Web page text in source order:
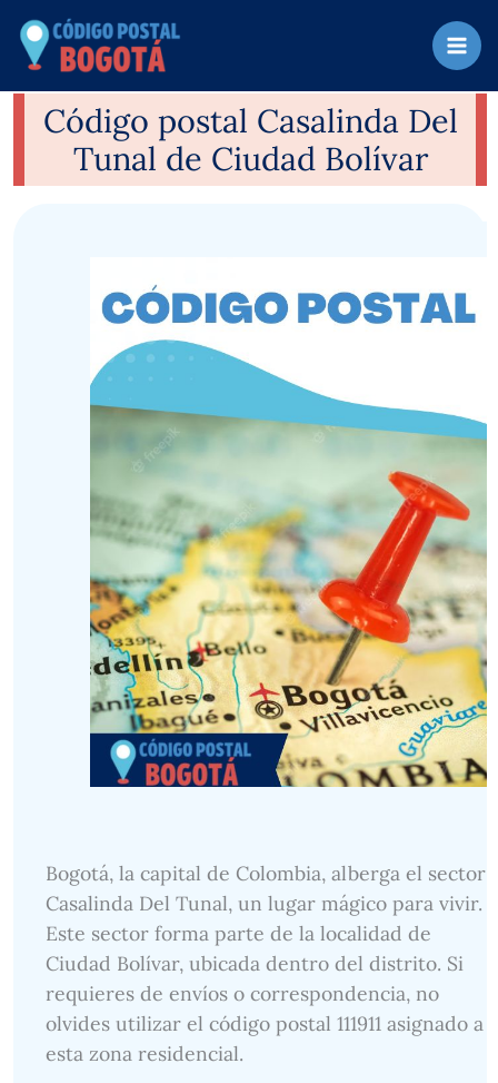
contenido
Código postal Casalinda Del
Tunal de Ciudad Bolívar
Bogotá, la capital de Colombia, alberga el sector
Casalinda Del Tunal, un lugar mágico para vivir.
Este sector forma parte de la localidad de
Ciudad Bolívar, ubicada dentro del distrito. Si
requieres de envíos o correspondencia, no
olvides utilizar el código postal 111911 asignado a
esta zona residencial.